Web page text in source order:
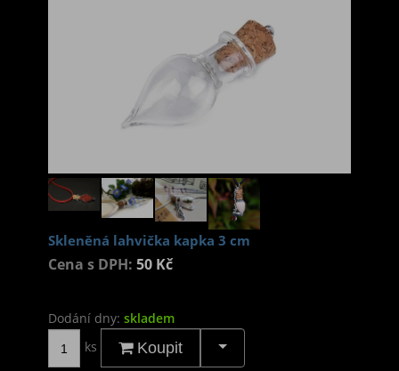
Skleněná lahvička kapka 3 cm
Cena s DPH: 50 Kč
Dodání dny: skladem
ks
Koupit